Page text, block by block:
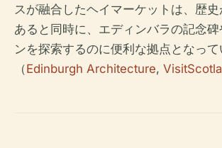
スが融合したヘイマーケットは、歴
あると同時に、エディンバラの記念碑
ンを探索するのに便利な拠点となって
（Edinburgh Architecture,